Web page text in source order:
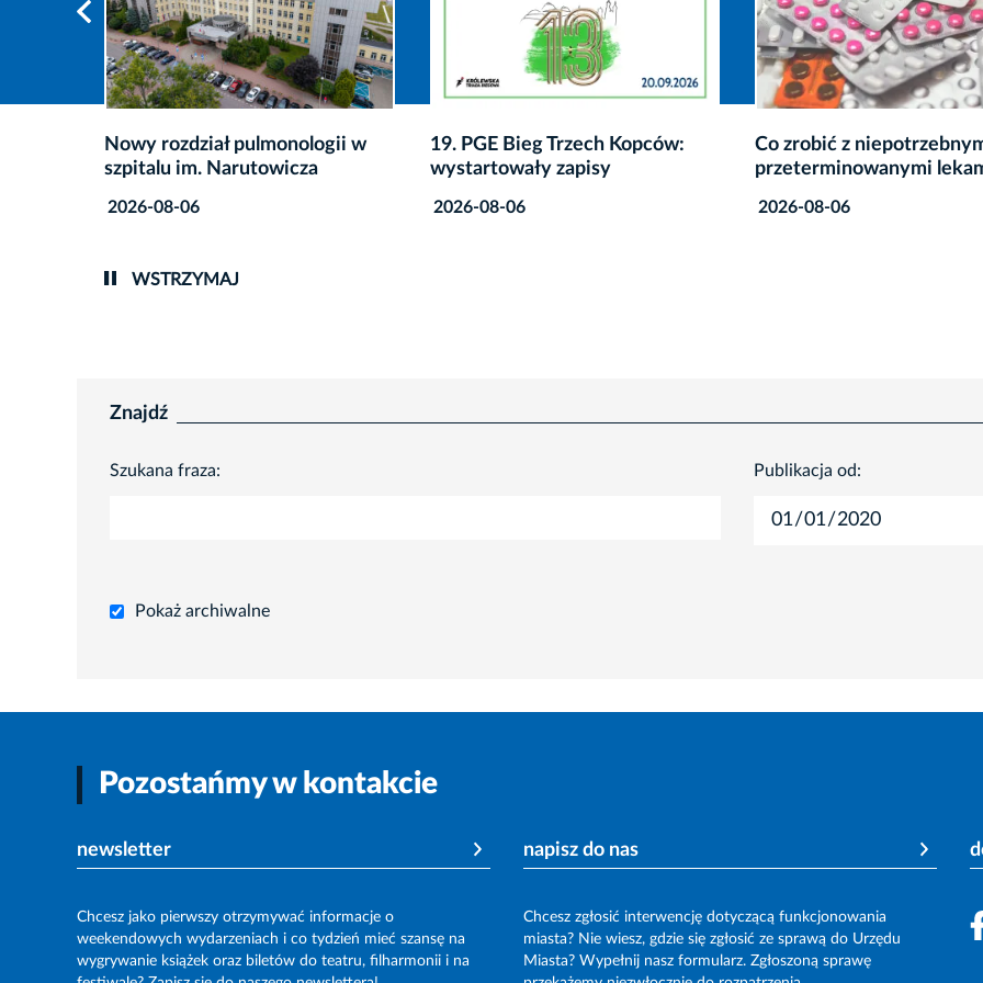
19. PGE Bieg Trzech Kopców:
wystartowały zapisy
2026-08-06
Co zrobić z niepotrzebnymi lub
przeterminowanymi lekami?
2026-08-06
Wodny plac zabaw w
Jordana nieczynny z
WSTRZYMAJ
Znajdź
Szukana fraza: Publikacja od:
Pokaż archiwalne
Pozostańmy w kontakcie
newsletter
Chcesz jako pierwszy otrzymywać informacje o
weekendowych wydarzeniach i co tydzień mieć szansę na
wygrywanie książek oraz biletów do teatru, filharmonii i na
napisz do nas
Chcesz zgłosić interwencję dotyczącą funkcjonowania
miasta? Nie wiesz, gdzie się zgłosić ze sprawą do Urzędu
Miasta? Wypełnij nasz formularz. Zgłoszoną sprawę